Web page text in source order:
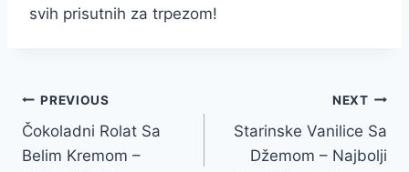
svih prisutnih za trpezom!
Post
navigation
PREVIOUS
Čokoladni Rolat Sa
Belim Kremom –
NEXT
Starinske Vanilice Sa
Džemom – Najbolji